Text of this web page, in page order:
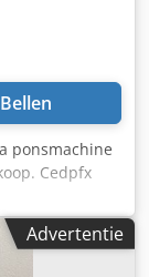
Bellen
ponsmachine
Cedpfx
met
aanbieden.
in de
Advertentie